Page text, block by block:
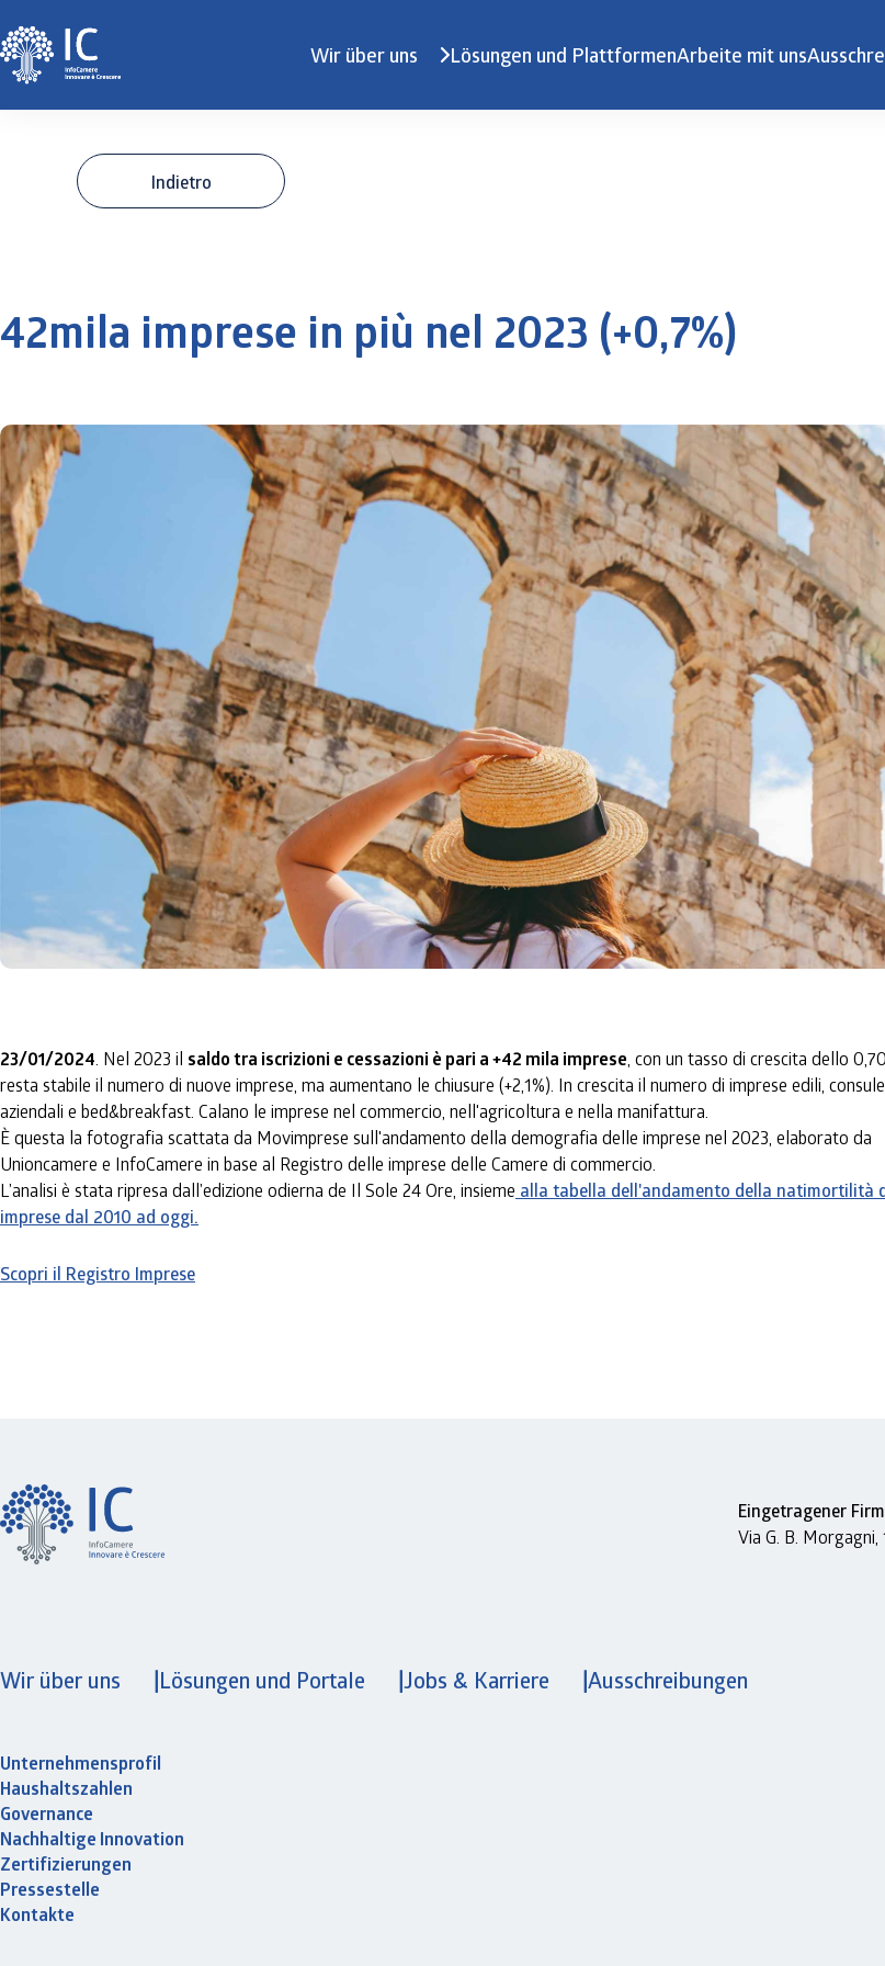
Wir über uns Lösungen und PlattformenArbeite mit uns
Indietro
42mila imprese in più nel 2023 (+0,7%)
23/01/2024 . Nel 2023 il saldo tra iscrizioni e cessazioni è pari a +42 mila imprese , con un tasso di crescita dello
resta stabile il numero di nuove imprese, ma aumentano le chiusure (+2,1%). In crescita il numero di imprese edili,
aziendali e bed&breakfast. Calano le imprese nel commercio, nell'agricoltura e nella manifattura.
È questa la fotografia scattata da Movimprese sull'andamento della demografia delle imprese nel 2023, elaborato da
Unioncamere e InfoCamere in base al Registro delle imprese delle Camere di commercio.
L’analisi è stata ripresa dall’edizione odierna de Il Sole 24 Ore, insieme alla tabella dell'andamento della natimortilità
imprese dal 2010 ad oggi.
Scopri il Registro Imprese
Eingetragener
Via G. B.
Wir über uns Lösungen und Portale Jobs & Karriere Ausschreibungen
Unternehmensprofil
Haushaltszahlen
Governance
Nachhaltige Innovation
Zertifizierungen
Pressestelle
Kontakte